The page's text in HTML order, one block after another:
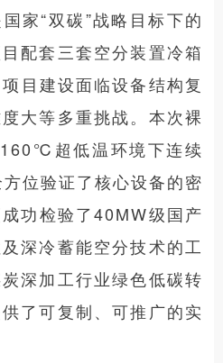
家“双碳”战略目标下的
配套三套空分装置冷箱
目建设面临设备结构复
大等多重挑战。本次裸
超低温环境下连续
位验证了核心设备的密
功检验了40MW级国产
深冷蓄能空分技术的工
深加工行业绿色低碳转
了可复制、可推广的实